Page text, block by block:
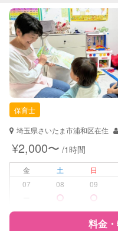
レッスン
そ
定期予約
お子様の撮影
（定期特典）
対
特徴 料金 レビュ
サポートの特徴
資格
保
対応可能/特徴
病児対応
障がい児対応
レッスン
保育士
埼玉県さいたま市浦和区在住
¥2,000〜 /1時間
金 土 日
07
08 09
料金